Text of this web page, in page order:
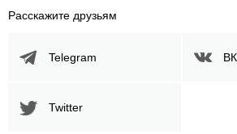
Расскажите друзьям
Telegram
Twitter